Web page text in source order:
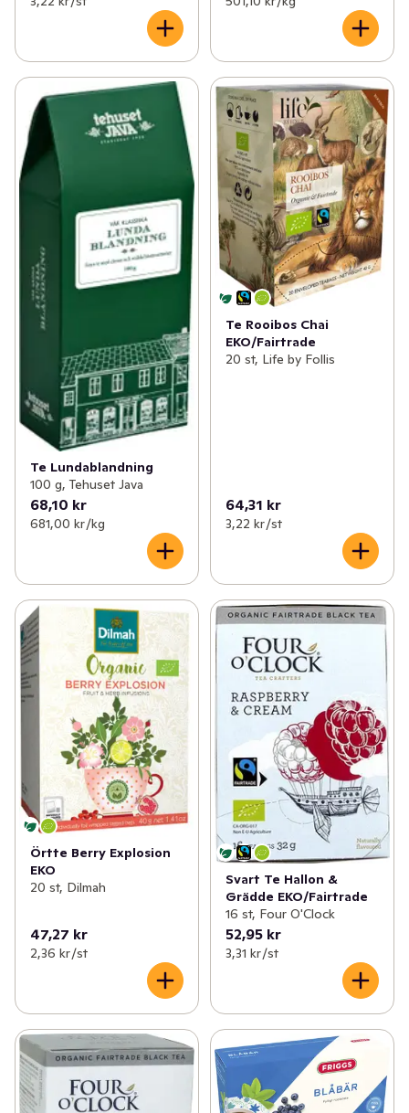
Te Lundablandning
100 g, Tehuset Java
68,10 kr
681,00 kr /kg
Te Rooibos Chai
EKO/Fairtrade
20 st, Life by Follis
64,31 kr
3,22 kr /st
Örtte Berry Explosion
EKO
20 st, Dilmah
47,27 kr
2,36 kr /st
Svart Te Hallon &
Grädde EKO/Fairtrade
16 st, Four O'Clock
52,95 kr
3,31 kr /st